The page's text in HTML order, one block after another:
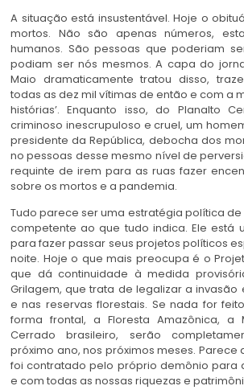
A situação está insustentável. Hoje o
mortos. Não são apenas números,
humanos. São pessoas que poderiam
podiam ser nós mesmos. A capa do
Maio dramaticamente tratou disso,
todas as dez mil vítimas de então e com a
histórias’. Enquanto isso, do Planalto
criminoso inescrupuloso e cruel, um
presidente da República, debocha dos
no pessoas desse mesmo nível de
requinte de irem para as ruas fazer
sobre os mortos e a pandemia.
Tudo parece ser uma estratégia política de
competente ao que tudo indica. Ele está
para fazer passar seus projetos políticos
noite. Hoje o que mais preocupa é o
que dá continuidade à medida
Grilagem, que trata de legalizar a invasão
e nas reservas florestais. Se nada for
forma frontal, a Floresta Amazônica, a
Cerrado brasileiro, serão
próximo ano, nos próximos meses. Parece
foi contratado pelo próprio demônio para
e com todas as nossas riquezas e